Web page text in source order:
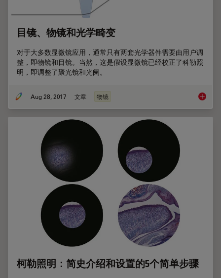
目镜、物镜和光学畸变
对于大多数显微镜应用，通常只有两套光学器件需要由用户调
整，即物镜和目镜。当然，这是假设显微镜已经校正了科勒照
明，即调整了聚光镜和光阑。
Aug 28, 2017 文章 物镜 目镜、
柯勒照明：简史介绍和设置的5个简单步骤